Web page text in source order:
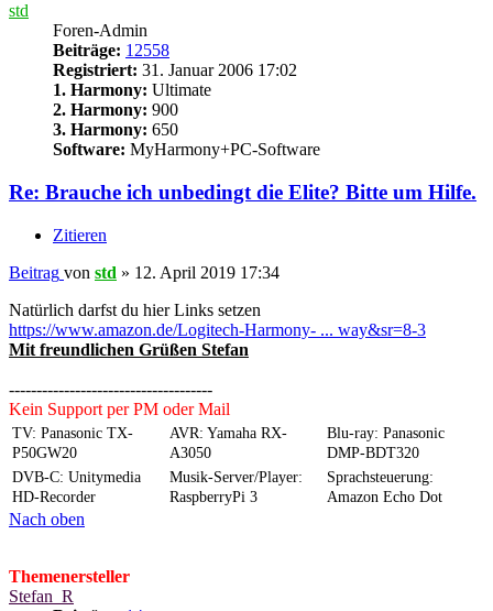
std
Foren-Admin
Beiträge: 12558
Registriert: 31. Januar 2006 17:02
1. Harmony: Ultimate
2. Harmony: 900
3. Harmony: 650
Software: MyHarmony+PC-Software
Re: Brauche ich unbedingt die Elite? Bitte um Hilfe.
Zitieren
Beitrag von std » 12. April 2019 17:34
Natürlich darfst du hier Links setzen
https://www.amazon.de/Logitech-Harmony- ... way&sr=8-3
Mit freundlichen Grüßen Stefan
-------------------------------------
Kein Support per PM oder Mail
TV: Panasonic TX-
P50GW20
AVR: Yamaha RX-
A3050
Blu-ray: Panasonic
DMP-BDT320
DVB-C: Unitymedia
HD-Recorder
Musik-Server/Player:
RaspberryPi 3
Sprachsteuerung:
Amazon Echo Dot
Nach oben
Themenersteller
Stefan_R